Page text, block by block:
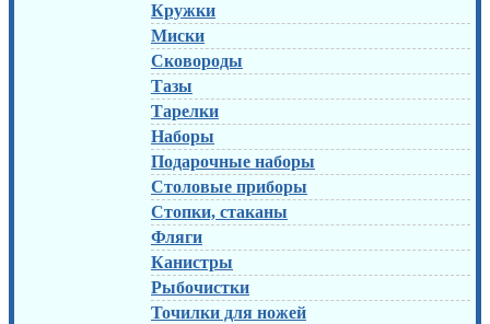
Кружки
Миски
Сковороды
Тазы
Тарелки
Наборы
Подарочные наборы
Столовые приборы
Стопки, стаканы
Фляги
Канистры
Рыбочистки
Точилки для ножей